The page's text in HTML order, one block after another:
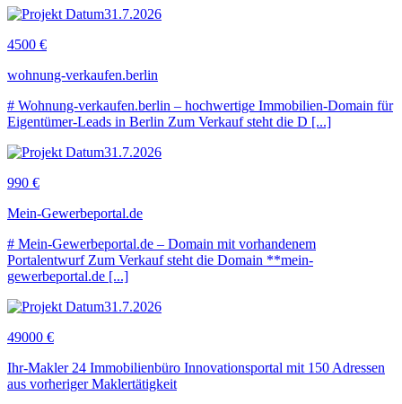
31.7.2026
4500 €
wohnung-verkaufen.berlin
# Wohnung-verkaufen.berlin – hochwertige Immobilien-Domain für
Eigentümer-Leads in Berlin Zum Verkauf steht die D [...]
31.7.2026
990 €
Mein-Gewerbeportal.de
# Mein-Gewerbeportal.de – Domain mit vorhandenem
Portalentwurf Zum Verkauf steht die Domain **mein-
gewerbeportal.de [...]
31.7.2026
49000 €
Ihr-Makler 24 Immobilienbüro Innovationsportal mit 150 Adressen
aus vorheriger Maklertätigkeit